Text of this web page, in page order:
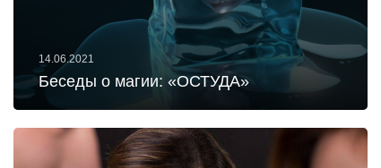
14.06.2021
Беседы о магии: «ОСТУДА»